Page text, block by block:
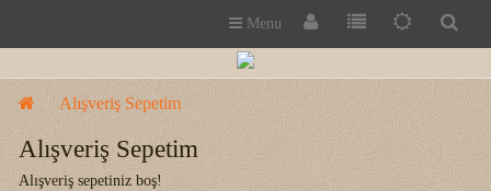
Menu
Alışveriş Sepetim
Alışveriş Sepetim
Alışveriş sepetiniz boş!